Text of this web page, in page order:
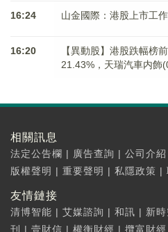
16:24 山金國際：港股上市工
16:20
【異動股】港股跌幅榜
21.43%，天瑞汽車内飾
相關訊息
法定公告欄 | 廣告查詢 | 公司介紹
版權聲明 | 重要聲明 | 私隱政策 |
友情鏈接
清博智能 | 艾媒諮詢 | 和訊 | 新
刊
| 壹財信 | 權衡財經 | 攬富財經